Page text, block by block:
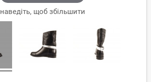
наведіть, щоб збільшити